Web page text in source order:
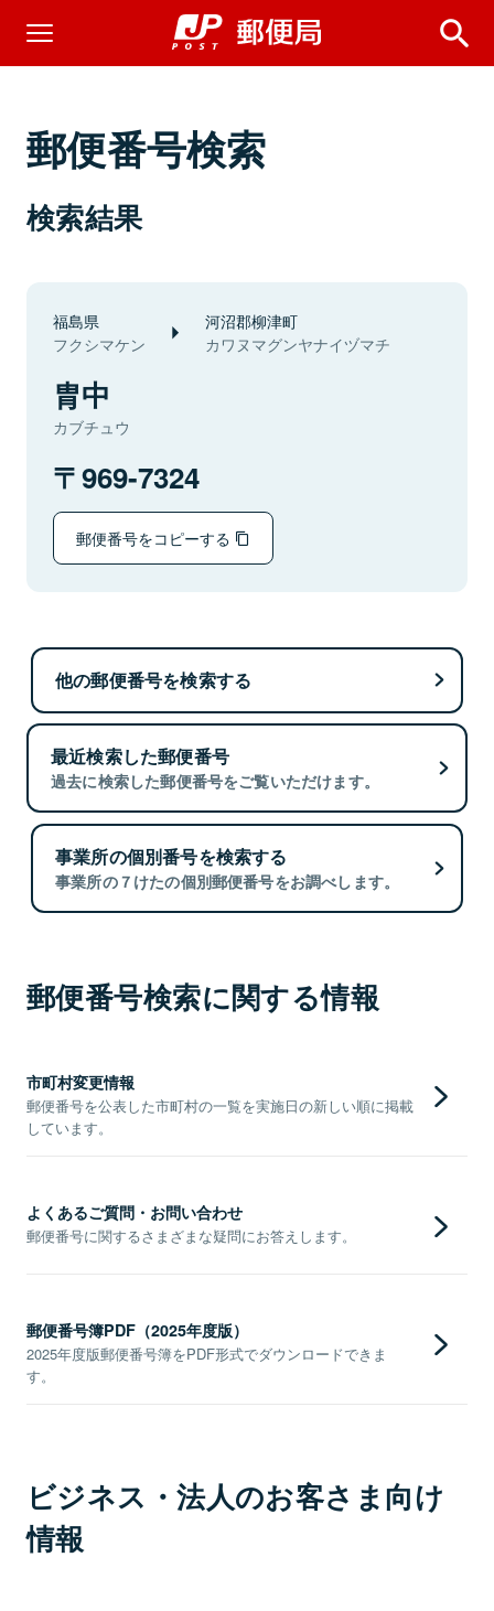
郵便番号検索
検索結果
福島県
フクシマケン
河沼郡柳津町
カワヌマグンヤナイヅマチ
胄中
カブチュウ
969-7324
郵便番号をコピーする
他の郵便番号を検索する
最近検索した郵便番号
過去に検索した郵便番号をご覧いただけます。
事業所の個別番号を検索する
事業所の７けたの個別郵便番号をお調べします。
郵便番号検索に関する情報
市町村変更情報
郵便番号を公表した市町村の一覧を実施日の新しい順に掲載
しています。
よくあるご質問・お問い合わせ
郵便番号に関するさまざまな疑問にお答えします。
郵便番号簿PDF（2025年度版）
2025年度版郵便番号簿をPDF形式でダウンロードできま
す。
ビジネス・法人のお客さま向け
情報